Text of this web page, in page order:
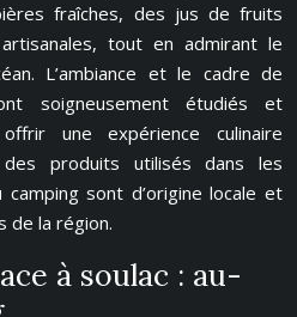
fraîches, des jus de fruits
tout en admirant le
L’ambiance et le cadre de
soigneusement étudiés et
une expérience culinaire
des produits utilisés dans les
sont d’origine locale et
de la région.
à soulac : au-